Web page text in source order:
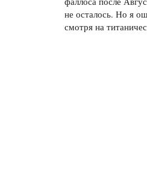
не осталось. Но я
смотря на